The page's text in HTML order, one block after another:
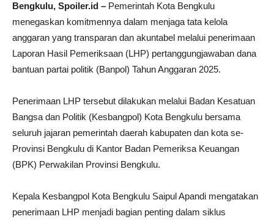
Bengkulu, Spoiler.id – Pemerintah Kota Bengkulu
menegaskan komitmennya dalam menjaga tata kelola
anggaran yang transparan dan akuntabel melalui penerimaan
Laporan Hasil Pemeriksaan (LHP) pertanggungjawaban dana
bantuan partai politik (Banpol) Tahun Anggaran 2025.
Penerimaan LHP tersebut dilakukan melalui Badan Kesatuan
Bangsa dan Politik (Kesbangpol) Kota Bengkulu bersama
seluruh jajaran pemerintah daerah kabupaten dan kota se-
Provinsi Bengkulu di Kantor Badan Pemeriksa Keuangan
(BPK) Perwakilan Provinsi Bengkulu.
Kepala Kesbangpol Kota Bengkulu Saipul Apandi mengatakan
penerimaan LHP menjadi bagian penting dalam siklus